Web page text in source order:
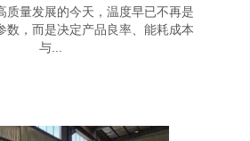
质量发展的今天，温度早已不再是
数，而是决定产品良率、能耗成本
与...